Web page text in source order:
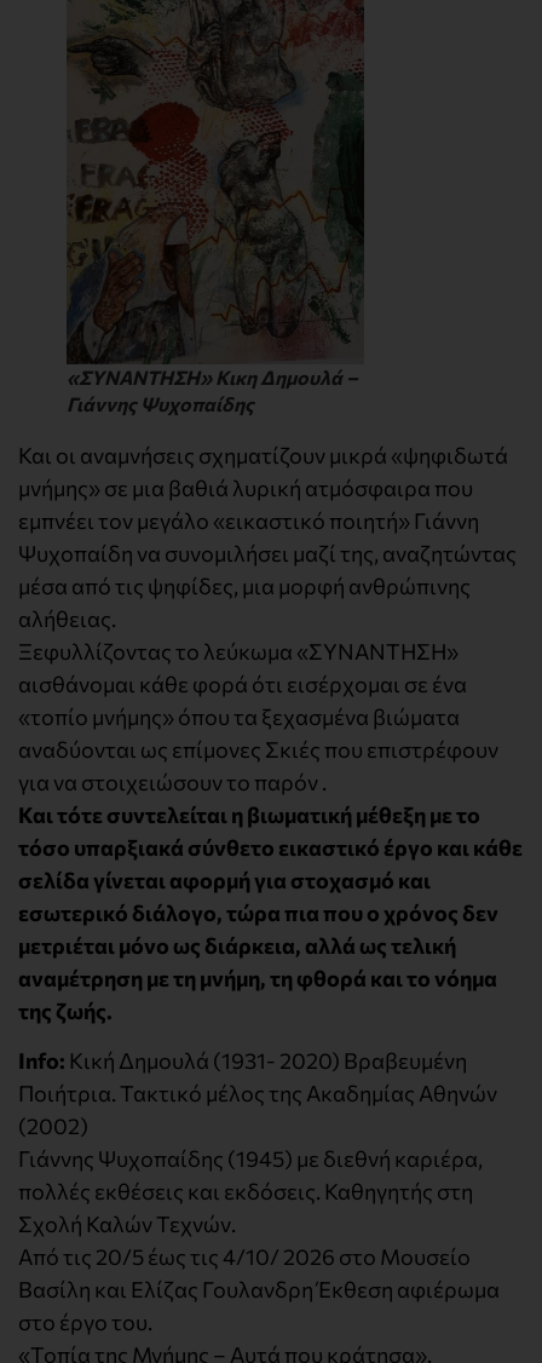
«ΣΥΝΑΝΤΗΣΗ» Κικη Δημουλά –
Γιάννης Ψυχοπαίδης
Και οι αναμνήσεις σχηματίζουν μικρά «ψηφιδωτά
μνήμης» σε μια βαθιά λυρική ατμόσφαιρα που
εμπνέει τον μεγάλο «εικαστικό ποιητή» Γιάννη
Ψυχοπαίδη να συνομιλήσει μαζί της, αναζητώντας
μέσα από τις ψηφίδες, μια μορφή ανθρώπινης
αλήθειας.
Ξεφυλλίζοντας το λεύκωμα «ΣΥΝΑΝΤΗΣΗ»
αισθάνομαι κάθε φορά ότι εισέρχομαι σε ένα
«τοπίο μνήμης» όπου τα ξεχασμένα βιώματα
αναδύονται ως επίμονες Σκιές που επιστρέφουν
για να στοιχειώσουν το παρόν .
Και τότε συντελείται η βιωματική μέθεξη με το
τόσο υπαρξιακά σύνθετο εικαστικό έργο και κάθε
σελίδα γίνεται αφορμή για στοχασμό και
εσωτερικό διάλογο, τώρα πια που ο χρόνος δεν
μετριέται μόνο ως διάρκεια, αλλά ως τελική
αναμέτρηση με τη μνήμη, τη φθορά και το νόημα
της ζωής.
Info: Κική Δημουλά (1931- 2020) Βραβευμένη
Ποιήτρια. Τακτικό μέλος της Ακαδημίας Αθηνών
(2002)
Γιάννης Ψυχοπαίδης (1945) με διεθνή καριέρα,
πολλές εκθέσεις και εκδόσεις. Καθηγητής στη
Σχολή Καλών Τεχνών.
Από τις 20/5 έως τις 4/10/ 2026 στο Μουσείο
Βασίλη και Ελίζας Γουλανδρη Έκθεση αφιέρωμα
στο έργο του.
«Τοπία της Μνήμης – Αυτά που κράτησα».